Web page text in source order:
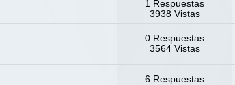
1 Respuestas
3938 Vistas
0 Respuestas
3564 Vistas
6 Respuestas